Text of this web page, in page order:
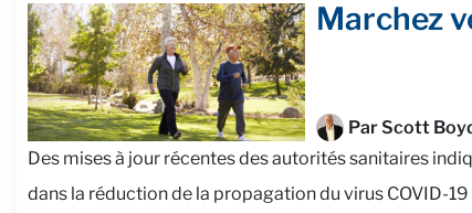
Marchez
Par Scott
Des mises à jour récentes des autorités sanitaires
dans la réduction de la propagation du virus COVID-19